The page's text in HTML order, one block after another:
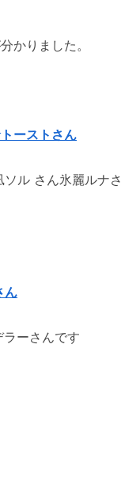
かりました。
ーストさん
ル さん氷麗ルナさ
ん
ーさんです